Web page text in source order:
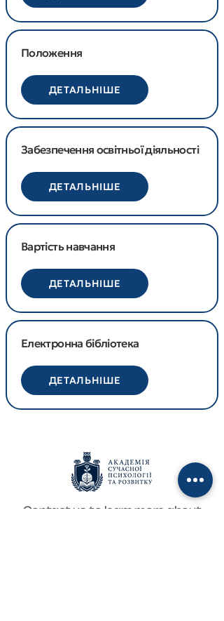
Положення
ДЕТАЛЬНІШЕ
Забезпечення освітньої діяльності
ДЕТАЛЬНІШЕ
Вартість навчання
ДЕТАЛЬНІШЕ
Електронна бібліотека
ДЕТАЛЬНІШЕ
Contact us to learn more about